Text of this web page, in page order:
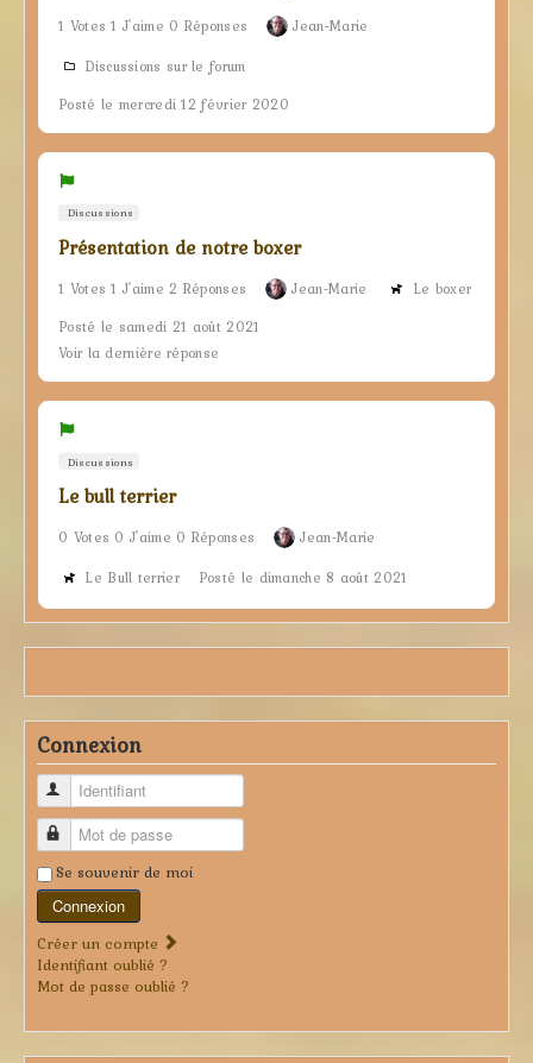
1 Votes 1 J'aime 0 Réponses
Jean-Marie
Discussions sur le forum
Posté le mercredi 12 février 2020
Discussions
Présentation de notre boxer
1 Votes 1 J'aime 2 Réponses Jean-Marie
Le boxer
Posté le samedi 21 août 2021
Voir la dernière réponse
Discussions
Le bull terrier
0 Votes 0 J'aime 0 Réponses
Jean-Marie
Le Bull terrier
Posté le dimanche 8 août 2021
Connexion
Identifiant
Mot de passe
Se souvenir de moi
Connexion
Créer un compte
Identifiant oublié ?
Mot de passe oublié ?